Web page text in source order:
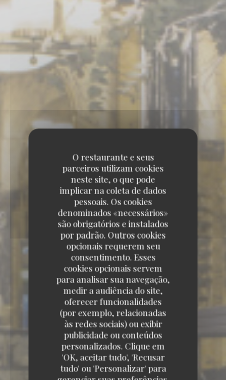
O restaurante e seus
parceiros utilizam cookies
neste site, o que pode
implicar na coleta de dados
pessoais. Os cookies
denominados «necessários»
são obrigatórios e instalados
por padrão. Outros cookies
opcionais requerem seu
consentimento. Esses
cookies opcionais servem
para analisar sua navegação,
medir a audiência do site,
oferecer funcionalidades
(por exemplo, relacionadas
às redes sociais) ou exibir
publicidade ou conteúdos
personalizados. Clique em
'OK, aceitar tudo', 'Recusar
tudo' ou 'Personalizar' para
29 RUE VIVIENNE 75002 PARIS